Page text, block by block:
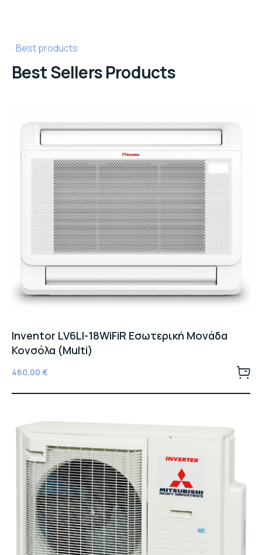
Best products
Best Sellers Products
Inventor LV6LI-18WiFiR Εσωτερική Μονάδα
Κονσόλα (Multi)
460,00 €